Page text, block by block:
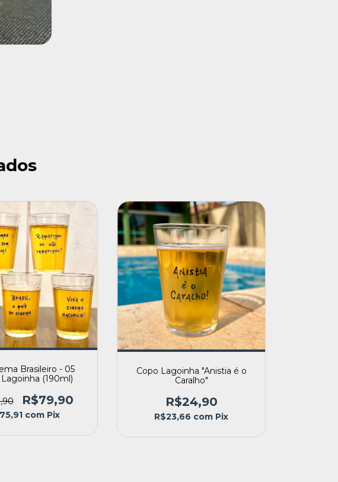
Brasileiro - 05
(190ml)
R$79,90
com Pix
Copo Lagoinha "Anistia é o
Caralho"
R$24,90
R$23,66 com Pix